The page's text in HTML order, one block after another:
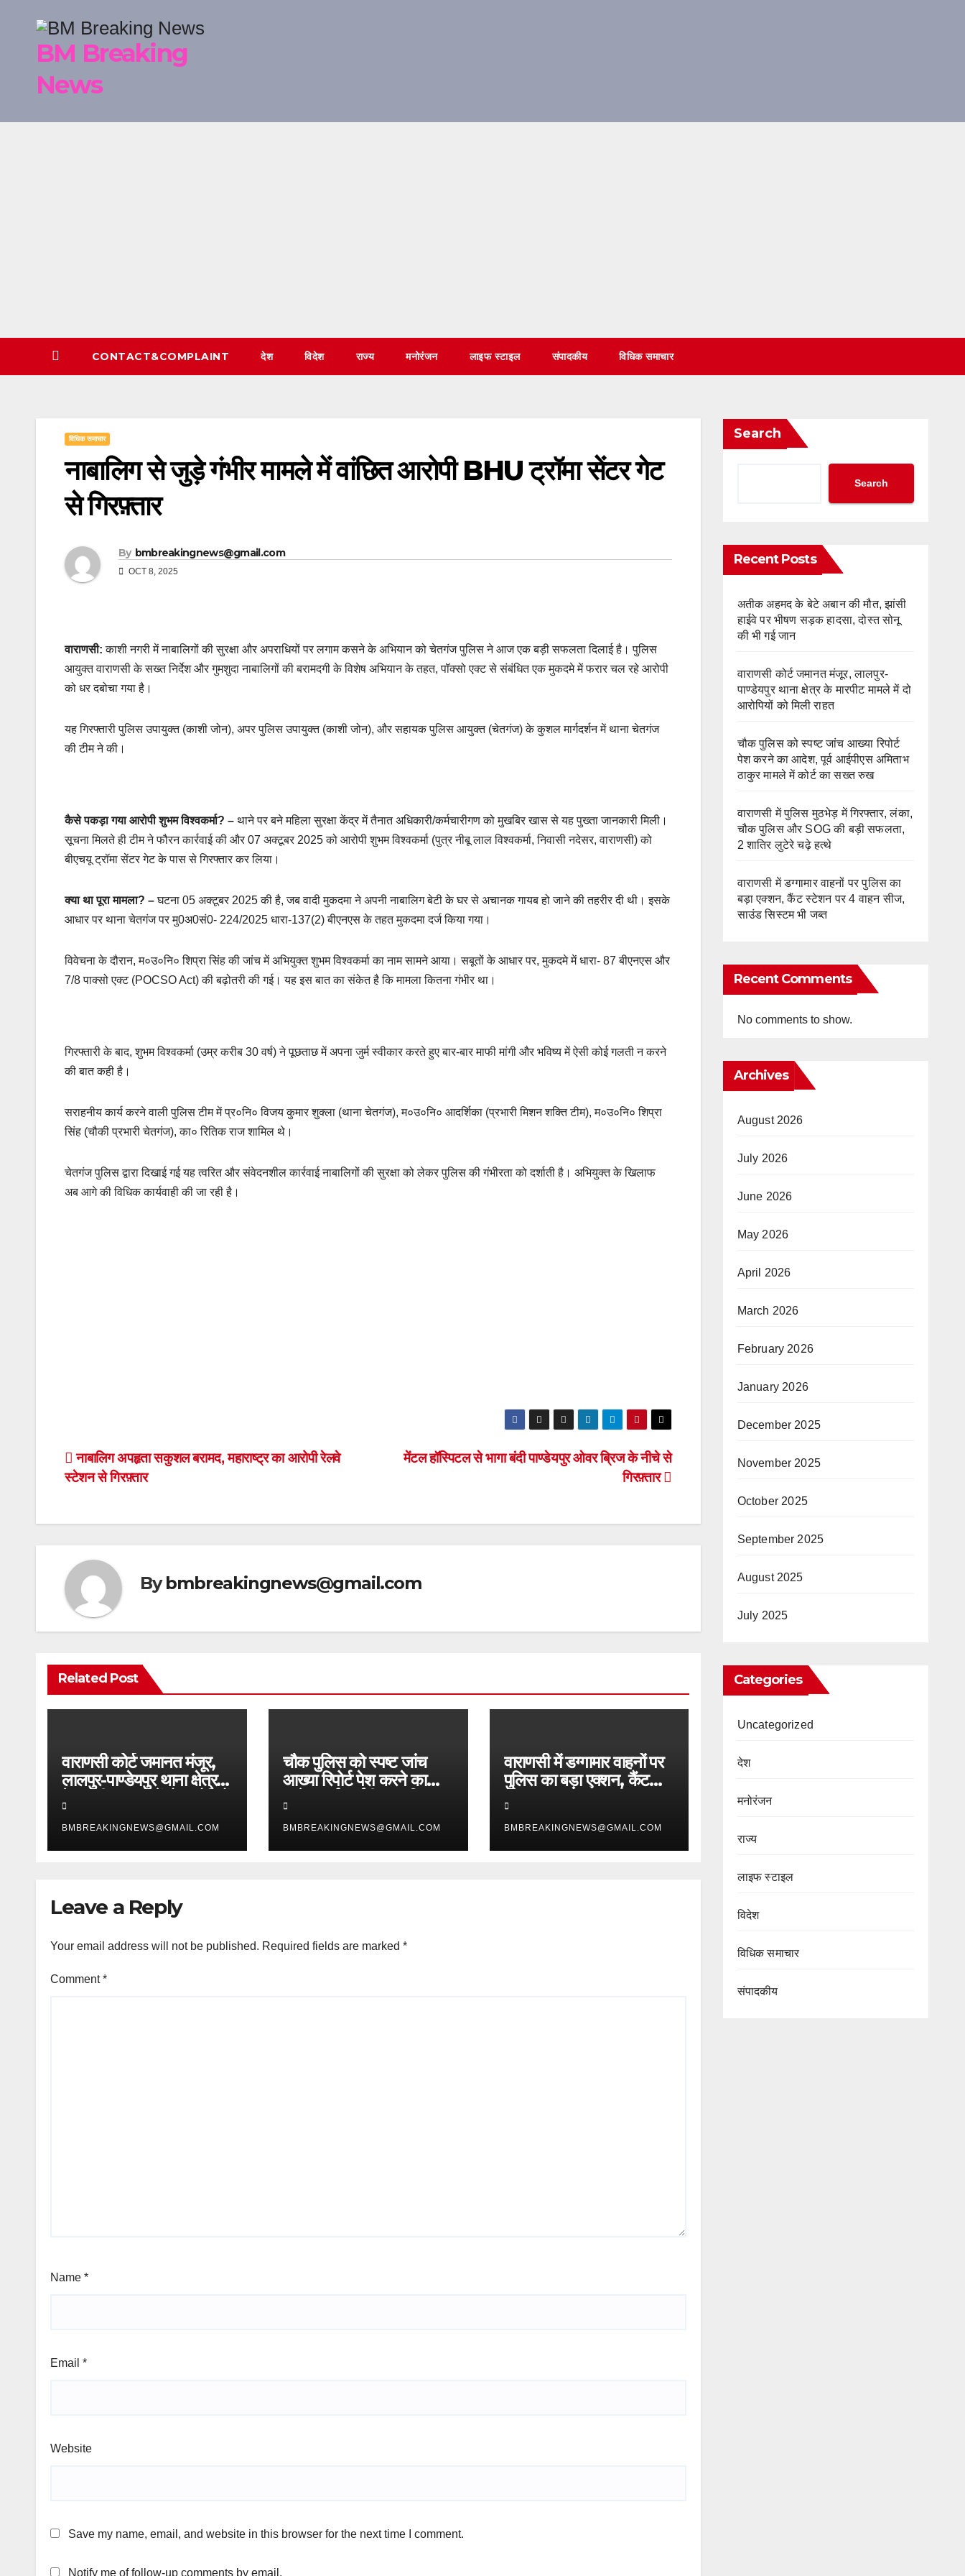
BM Breaking
News
CONTACT&COMPLAINT देश विदेश राज्य मनोरंजन लाइफ स्टाइल संपादकीय विधिक समाचार
विधिक समाचार
नाबालिग से जुड़े गंभीर मामले में वांछित आरोपी BHU ट्रॉमा सेंटर गेट
से गिरफ़्तार
By bmbreakingnews@gmail.com
OCT 8, 2025
वाराणसी: काशी नगरी में नाबालिगों की सुरक्षा और अपराधियों पर लगाम कसने के अभियान को चेतगंज पुलिस ने आज एक बड़ी सफलता दिलाई है। पुलिस
आयुक्त वाराणसी के सख्त निर्देश और गुमशुदा नाबालिगों की बरामदगी के विशेष अभियान के तहत, पॉक्सो एक्ट से संबंधित एक मुकदमे में फरार चल रहे आरोपी
को धर दबोचा गया है।
यह गिरफ्तारी पुलिस उपायुक्त (काशी जोन), अपर पुलिस उपायुक्त (काशी जोन), और सहायक पुलिस आयुक्त (चेतगंज) के कुशल मार्गदर्शन में थाना चेतगंज
की टीम ने की।
कैसे पकड़ा गया आरोपी शुभम विश्वकर्मा? – थाने पर बने महिला सुरक्षा केंद्र में तैनात अधिकारी/कर्मचारीगण को मुखबिर खास से यह पुख्ता जानकारी मिली।
सूचना मिलते ही टीम ने फौरन कार्रवाई की और 07 अक्टूबर 2025 को आरोपी शुभम विश्वकर्मा (पुत्र नीबू लाल विश्वकर्मा, निवासी नदेसर, वाराणसी) को
बीएचयू ट्रॉमा सेंटर गेट के पास से गिरफ्तार कर लिया।
क्या था पूरा मामला? –घटना 05 अक्टूबर 2025 की है, जब वादी मुकदमा ने अपनी नाबालिग बेटी के घर से अचानक गायब हो जाने की तहरीर दी थी। इसके
आधार पर थाना चेतगंज पर मु0अ0सं0- 224/2025 धारा-137(2) बीएनएस के तहत मुकदमा दर्ज किया गया।
विवेचना के दौरान, म०उ०नि० शिप्रा सिंह की जांच में अभियुक्त शुभम विश्वकर्मा का नाम सामने आया। सबूतों के आधार पर, मुकदमे में धारा- 87 बीएनएस और
7/8 पाक्सो एक्ट (POCSO Act) की बढ़ोतरी की गई। यह इस बात का संकेत है कि मामला कितना गंभीर था।
गिरफ्तारी के बाद, शुभम विश्वकर्मा (उम्र करीब 30 वर्ष) ने पूछताछ में अपना जुर्म स्वीकार करते हुए बार-बार माफी मांगी और भविष्य में ऐसी कोई गलती न करने
की बात कही है।
सराहनीय कार्य करने वाली पुलिस टीम में प्र०नि० विजय कुमार शुक्ला (थाना चेतगंज), म०उ०नि० आदर्शिका (प्रभारी मिशन शक्ति टीम), म०उ०नि० शिप्रा
सिंह (चौकी प्रभारी चेतगंज), का० रितिक राज शामिल थे।
चेतगंज पुलिस द्वारा दिखाई गई यह त्वरित और संवेदनशील कार्रवाई नाबालिगों की सुरक्षा को लेकर पुलिस की गंभीरता को दर्शाती है। अभियुक्त के खिलाफ
अब आगे की विधिक कार्यवाही की जा रही है।
Post
navigation
मेंटल हॉस्पिटल से भागा बंदी पाण्डेयपुर ओवर ब्रिज के नीचे से
गिरफ़्तार
नाबालिग अपहृता सकुशल बरामद, महाराष्ट्र का आरोपी रेलवे
स्टेशन से गिरफ़्तार
Bybmbreakingnews@gmail.com
Related Post
वाराणसी कोर्ट जमानत मंजूर,
लालपुर-पाण्डेयपुर थाना क्षेत्र
के मारपीट मामले में दो आरोपियों
को मिली राहत
BMBREAKINGNEWS@GMAIL.COM
चौक पुलिस को स्पष्ट जांच
आख्या रिपोर्ट पेश करने का
आदेश, पूर्व आईपीएस अमिताभ
ठाकुर मामले में कोर्ट का सख्त
रुख
BMBREAKINGNEWS@GMAIL.COM
वाराणसी में डग्गामार वाहनों पर
पुलिस का बड़ा एक्शन, कैंट
स्टेशन पर 4 वाहन सीज,
साउंड सिस्टम भी जब्त
BMBREAKINGNEWS@GMAIL.COM
Leave a Reply
Your email address will not be published. Required fields are marked *
Comment*
Name *
Email *
Website
Save my name, email, and website in this browser for the next time I comment.
Notify me of follow-up comments by email.
Search
Search
Recent Posts
अतीक अहमद के बेटे अबान की मौत, झांसी
हाईवे पर भीषण सड़क हादसा, दोस्त सोनू
की भी गई जान
वाराणसी कोर्ट जमानत मंजूर, लालपुर-
पाण्डेयपुर थाना क्षेत्र के मारपीट मामले में दो
आरोपियों को मिली राहत
चौक पुलिस को स्पष्ट जांच आख्या रिपोर्ट
पेश करने का आदेश, पूर्व आईपीएस अमिताभ
ठाकुर मामले में कोर्ट का सख्त रुख
वाराणसी में पुलिस मुठभेड़ में गिरफ्तार, लंका,
चौक पुलिस और SOG की बड़ी सफलता,
2 शातिर लुटेरे चढ़े हत्थे
वाराणसी में डग्गामार वाहनों पर पुलिस का
बड़ा एक्शन, कैंट स्टेशन पर 4 वाहन सीज,
साउंड सिस्टम भी जब्त
Recent Comments
No comments to show.
Archives
August 2026
July 2026
June 2026
May 2026
April 2026
March 2026
February 2026
January 2026
December 2025
November 2025
October 2025
September 2025
August 2025
July 2025
Categories
Uncategorized
देश
मनोरंजन
राज्य
लाइफ स्टाइल
विदेश
विधिक समाचार
संपादकीय